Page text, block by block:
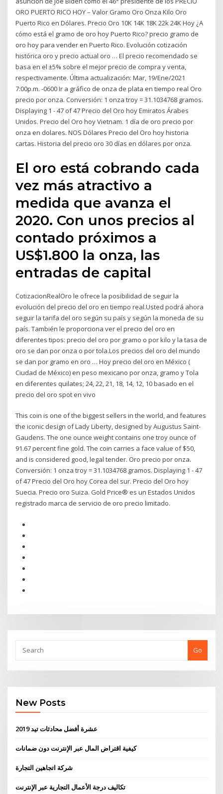
ORO PUERTO RICO HOY – Valor Gramo Oro Onza Kilo Oro
Puerto Rico en Dólares. Precio Oro 10K 14K 18K 22k 24K Hoy ¿A
cómo está el gramo de oro hoy Puerto Rico? precio gramo de
oro hoy para vender en Puerto Rico. Evolución cotización
histórica oro y precio actual oro … El precio recomendado se
basa en el ±5% sobre el mejor precio de compra y venta,
respectivamente. Última actualización: Mar, 19/Ene/2021
7:00p.m. -0600 Ir a gráfico de onza de plata en tiempo real Oro
precio por onza. Conversión: 1 onza troy = 31.1034768 gramos.
Displaying 1 - 47 of 47 Precio del Oro hoy Emiratos Árabes
Unidos. Precio del Oro hoy Vietnam. 1 día de oro precio por
onza en dolares. NOS Dólares Precio del Oro hoy historia
cartas. Historia del precio oro 30 días en dólares por onza.
El oro está cobrando cada
vez más atractivo a
medida que avanza el
2020. Con unos precios al
contado próximos a
US$1.800 la onza, las
entradas de capital
CotizacionRealOro le ofrece la posibilidad de seguir la
evolución del precio del oro en tiempo real.Usted podrá ahora
seguir la tarifa del oro según su país y según la moneda de su
país. También le proporciona ver el precio del oro en
diferentes tipos: precio del oro por gramo o por kilo y la tasa de
oro se dan por onza o por tola.Los precios del oro del mundo
se dan por gramo en oro … Hoy precio del oro en México (
Ciudad de México) en peso mexicano por onza, gramo y Tola
en diferentes quilates; 24, 22, 21, 18, 14, 12, 10 basado en el
precio del oro spot en vivo
This coin is one of the biggest sellers in the world, and features
the iconic design of Lady Liberty, designed by Augustus Saint-
Gaudens. The one ounce weight contains one troy ounce of
91.67 percent fine gold. The coin carries a face value of $50,
and is considered good, legal tender. Oro precio por onza.
Conversión: 1 onza troy = 31.1034768 gramos. Displaying 1 - 47
of 47 Precio del Oro hoy Corea del sur. Precio del Oro hoy
Suecia. Precio oro Suiza. Gold Price® es un Estados Unidos
registrado marca de servicio de oro precio limitado.
Go
New Posts
عشرة أفضل محادثات تيد 2019
كيفية اقتراض المال عبر الإنترنت دون ضمانات
شركة اتجاهين التجارة
تكاليف درجة الأعمال التجارية عبر الإنترنت